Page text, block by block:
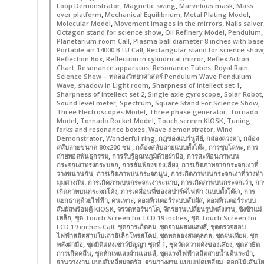
Loop Demonstrator, Magnetic swing, Marvelous mask, Mass
over platform, Mechanical Equilibrium, Metal Plating Model,
Molecular Model, Movement images in the mirrors, Nails salver
Octagon stand for science show, Oil Refinery Model, Pendulum,
Planetarium room Call, Plasma ball diameter 8 inches with base
Portable air 14000 BTU Call, Rectangular stand for science show
Reflection Box, Reflection in cylindrical mirror, Reflex Action
Chart, Resonance apparatus, Resonance Tubes, Royal Rain,
Science Show – ทดลองวิทยาศาสตร์ Pendulum Wave Pendulum
Wave, shadow in Light room, Sharpness of intellect set 1 ,
Sharpness of intellect set 2, Single axle gyroscope, Solar Robot,
Sound level meter, Spectrum, Square Stand For Science Show,
Three Electroscopes Model, Three phase generator, Tornado
Model, Tornado Rocket Model, Touch screen KIOSK, Tuning
forks and resonance boxes, Wave demonstrator, Wind
Demonstrator, Wonderful ring, กฎของแบร์นูลีย์, กล่องลวงตา, กล้อง
สลับลายขนาด 80x200 ซม., กล้องสลับลายแบบตั้งโต๊ะ, การชุบโลหะ, การ
ถ่ายทอดพันธุกรรม, การรับรู้อุณหภูมิด้วยฝ่ามือ, การสะท้อนภาพบน
กระจกเงาทรงกระบอก, การสั่นพ้องของเสียง, การเกิดภาพจากกระจกเงาที่
วางขนานกัน, การเกิดภาพบนกระจกนูน, การเกิดภาพบนกระจกเงาที่วางทำ
มุมต่างกัน, การเกิดภาพบนกระจกเงาระนาบ, การเกิดภาพบนกระจกเว้า, กา
เกิดภาพบนกระจกโค้ง, การเคลื่อนที่ของสปาร์คไฟฟ้า (แบบตั้งโต๊ะ), การ
แยกธาตุด้วยไฟฟ้า, คนเหาะ, คอมพิวเตอร์ระบบสัมผัส, คอมพิวเตอร์ระบบ
สัมผัสพร้อมตู้ KIOSK, จรวดทอร์นาโด, จักรยานเปลี่ยนรูปพลังงาน, ชิงช้าแม่
เหล็ก, ชุด Touch Screen for LCD 19 inches, ชุด Touch Screen for
LCD 19 inches Call, ชุดการเกิดลม, ชุดจานผสมแสงสี, ชุดตรวจสอบ
ไฟฟ้าสถิตสามใบเถาอิเล็กโทรสโคป, ชุดทดลองสมดุลกล, ชุดฝนเทียม, ชุด
พลังฝ่ามือ, ชุดมิติแห่งเชาว์ปัญญา ชุดที่ 1 , ชุดวัดความดังของเสียง, ชุดสาธิต
การเกิดคลื่น, ชุดหักเหแสงผ่านเลนส์, ชุดแรงไฟฟ้าสถิตสายน้ำเต้นระบำ,
ฐานวางงาน แบบสี่เหลี่ยมจตุรัส, ฐานวางงาน แบบแปดเหลี่ยม, ดอกไม้เส้นใย